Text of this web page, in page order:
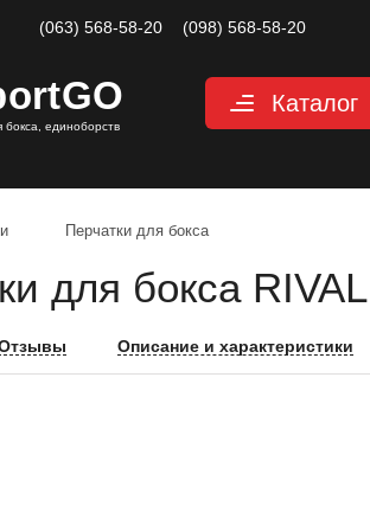
(063) 568-58-20 (098) 568-58-20
GO
бокса, единоборств
Каталог
Боксерские бинты
Мешки, груши,
Перчатки для бокса
для бокса
Описание и характеристики